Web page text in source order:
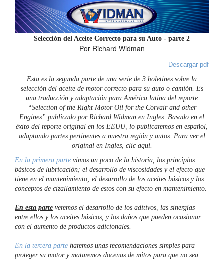
Selección del Aceite Correcto para su Auto - parte 2
Por Richard Widman
Descargar pdf
Esta es la segunda parte de una serie de 3 boletines sobre la
selección del aceite de motor correcto para su auto o camión. Es
una traducción y adaptación para América latina del reporte
“Selection of the Right Motor Oil for the Corvair and other
Engines” publicado por Richard Widman en Ingles. Basado en el
éxito del reporte original en los EEUU, lo publicaremos en español,
adaptando partes pertinentes a nuestra región y autos. Para ver el
original en Ingles, clic aquí.
En la primera parte vimos un poco de la historia, los principios
básicos de lubricación; el desarrollo de viscosidades y el efecto que
tiene en el mantenimiento; el desarrollo de los aceites básicos y los
conceptos de cizallamiento de estos con su efecto en mantenimiento.
En esta parte veremos el desarrollo de los aditivos, las sinergías
entre ellos y los aceites básicos, y los daños que pueden ocasionar
con el aumento de productos adicionales.
En la tercera parte haremos unas recomendaciones simples para
proteger su motor y mataremos docenas de mitos para que no sea